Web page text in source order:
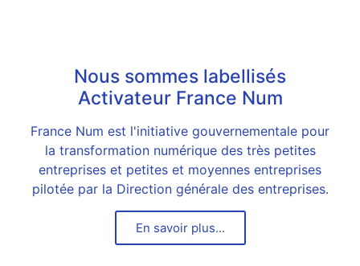
Nous sommes labellisés
Activateur France Num
France Num est l'initiative gouvernementale pour
la transformation numérique des très petites
entreprises et petites et moyennes entreprises
pilotée par la Direction générale des entreprises.
En savoir plus...